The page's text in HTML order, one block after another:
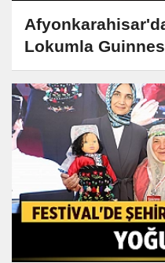
Lokumla